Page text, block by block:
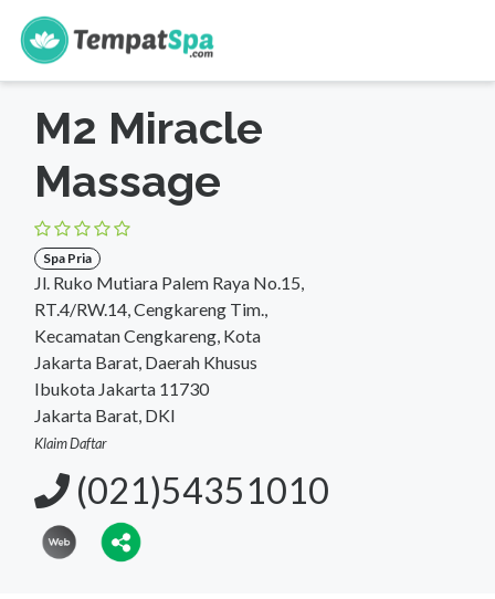
s
M2 Miracle
Massage
Spa Pria
Jl. Ruko Mutiara Palem Raya No.15,
RT.4/RW.14, Cengkareng Tim.,
Kecamatan Cengkareng, Kota
Jakarta Barat, Daerah Khusus
Ibukota Jakarta 11730
Jakarta Barat, DKI
Klaim Daftar
(021)54351010